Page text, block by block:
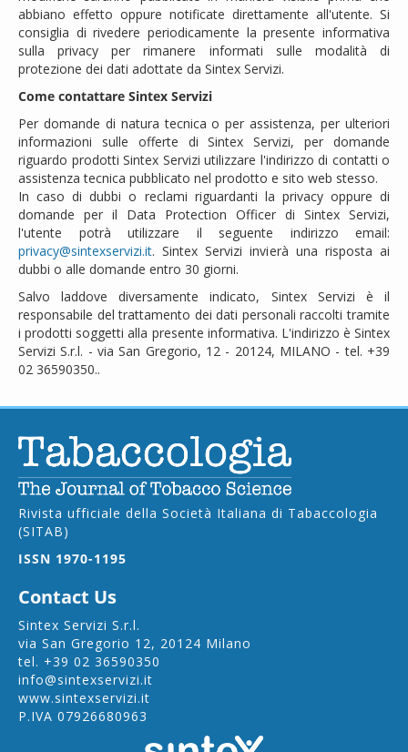
abbiano effetto oppure notificate direttamente all'utente. Si
consiglia di rivedere periodicamente la presente informativa
sulla privacy per rimanere informati sulle modalità di
protezione dei dati adottate da Sintex Servizi.
Come contattare Sintex Servizi
Per domande di natura tecnica o per assistenza, per ulteriori
informazioni sulle offerte di Sintex Servizi, per domande
riguardo prodotti Sintex Servizi utilizzare l'indirizzo di contatti o
assistenza tecnica pubblicato nel prodotto e sito web stesso.
In caso di dubbi o reclami riguardanti la privacy oppure di
domande per il Data Protection Officer di Sintex Servizi,
l'utente potrà utilizzare il seguente indirizzo email:
privacy@sintexservizi.it. Sintex Servizi invierà una risposta ai
dubbi o alle domande entro 30 giorni.
Salvo laddove diversamente indicato, Sintex Servizi è il
responsabile del trattamento dei dati personali raccolti tramite
i prodotti soggetti alla presente informativa. L'indirizzo è Sintex
Servizi S.r.l. - via San Gregorio, 12 - 20124, MILANO - tel. +39
02 36590350..
Rivista ufficiale della Società Italiana di Tabaccologia
(SITAB)
ISSN 1970-1195
Contact Us
Sintex Servizi S.r.l.
via San Gregorio 12, 20124 Milano
tel. +39 02 36590350
info@sintexservizi.it
www.sintexservizi.it
P.IVA 07926680963